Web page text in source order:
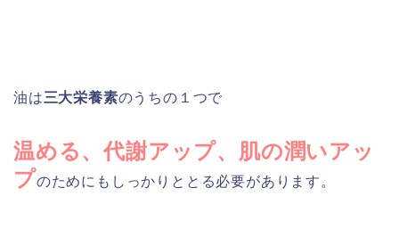
油は三大栄養素のうちの１つで
温める、代謝アップ、肌の潤いアッ
プのためにもしっかりととる必要があります。